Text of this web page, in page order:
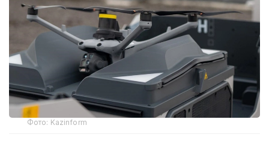
Фото: Kazinform